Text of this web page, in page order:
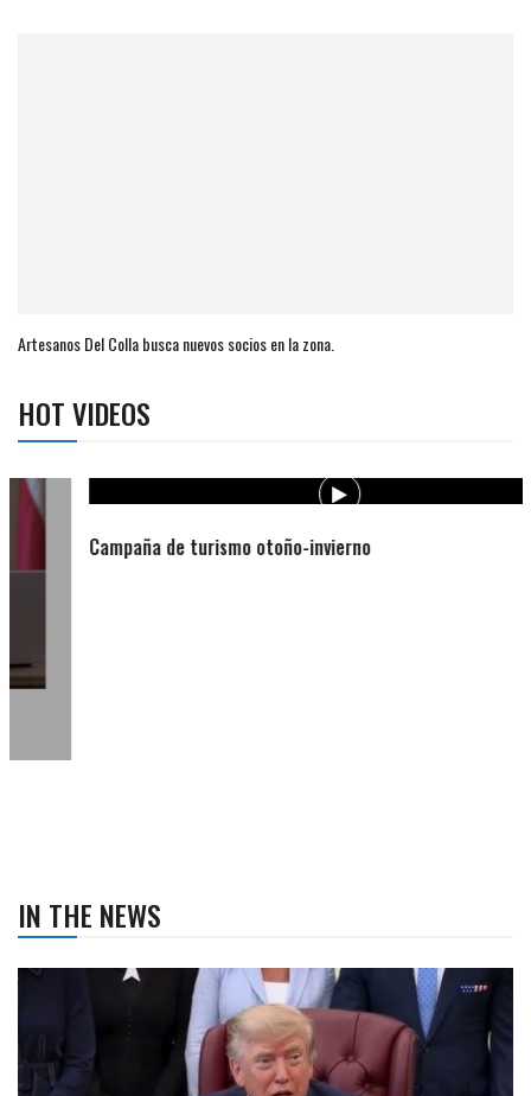
Artesanos Del Colla busca nuevos socios en la zona.
HOT VIDEOS
Campaña de turismo otoño-invierno
IN THE NEWS